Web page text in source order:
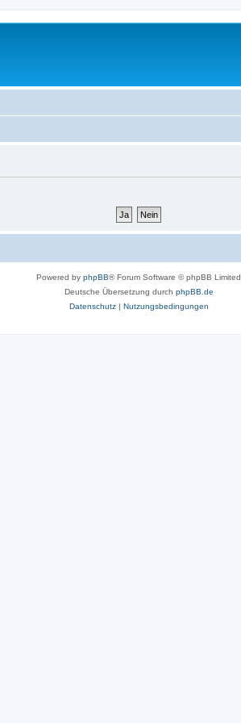
Powered by phpBB® Forum Software © phpBB Limited
Deutsche Übersetzung durch phpBB.de
Datenschutz| Nutzungsbedingungen